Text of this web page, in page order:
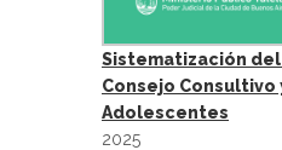
Sistematización del
Consejo
Adolescentes
2025